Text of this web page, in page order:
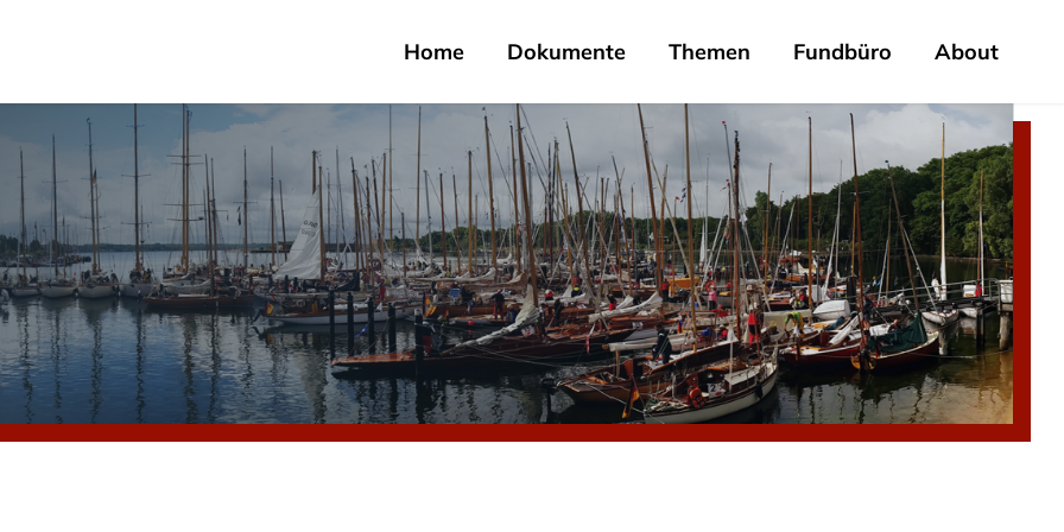
Home Dokumente Themen Fundbüro About